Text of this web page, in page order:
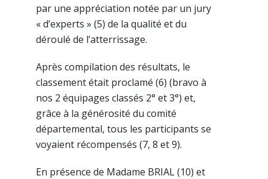
par une appréciation notée par un jury
« d’experts » (5) de la qualité et du
déroulé de l’atterrissage.
Après compilation des résultats, le
classement était proclamé (6) (bravo à
nos 2 équipages classés 2° et 3°) et,
grâce à la générosité du comité
départemental, tous les participants se
voyaient récompensés (7, 8 et 9).
En présence de Madame BRIAL (10) et